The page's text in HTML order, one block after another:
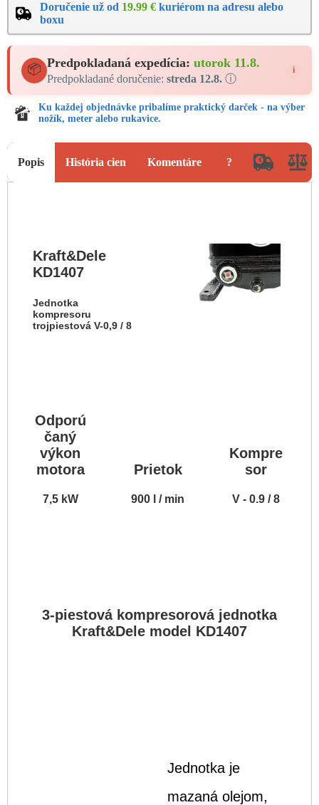
Doručenie už od 19.99 € kuriérom na adresu alebo
boxu
📦 Predpokladaná expedícia: utorok 11.8.
Predpokladané doručenie: streda 12.8. ⓘ
i
Ku každej objednávke pribalíme praktický darček - na výber
nožík, meter alebo rukavice.
Popis História cien Komentáre ?
Kraft&Dele
KD1407
Jednotka
kompresoru
trojpiestová V-0,9 / 8
Odporú
čaný
výkon
motora
7,5 kW
Prietok
900 l / min
Kompre
sor
V - 0.9 / 8
3-piestová kompresorová jednotka
Kraft&Dele model KD1407
Jednotka je
mazaná olejom,